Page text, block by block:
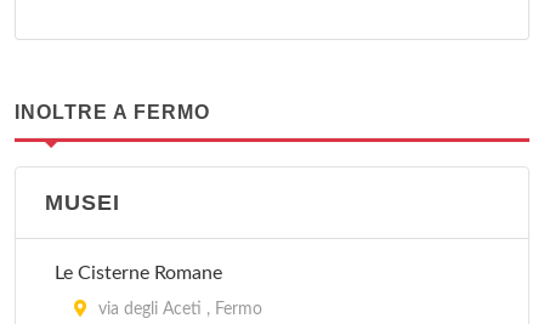
INOLTRE A FERMO
MUSEI
Le Cisterne Romane
via degli Aceti , Fermo